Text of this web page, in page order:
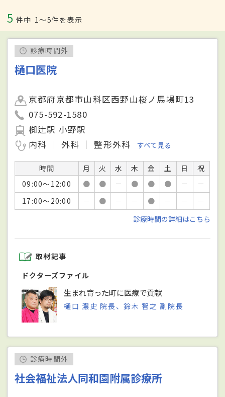
5 件中 1〜5件を表示
診療時間外
樋口医院
京都府京都市山科区西野山桜ノ馬場町13
075-592-1580
椥辻駅 小野駅
内科
外科 整形外科 すべて見る
時間 月 火 水 木 金 土 日
祝
09:00～12:00
● ● － ● ● ● －
－
17:00～20:00
－ ● － － ● － －
－
診療時間の詳細はこちら
取材記事
ドクターズファイル
生まれ育った町に医療で貢献
樋口 濃史 院長、鈴木 智之 副院長
診療時間外
社会福祉法人同和園附属診療所